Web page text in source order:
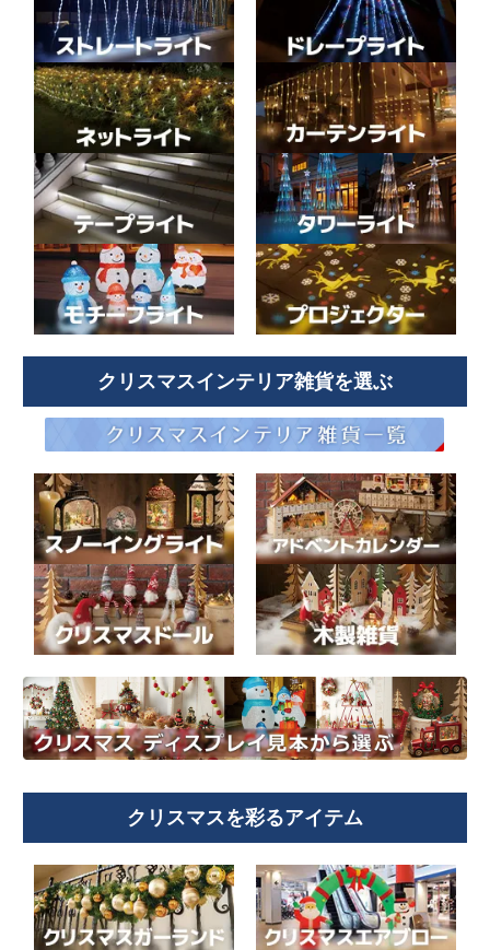
クリスマスインテリア雑貨を選ぶ
クリスマスを彩るアイテム